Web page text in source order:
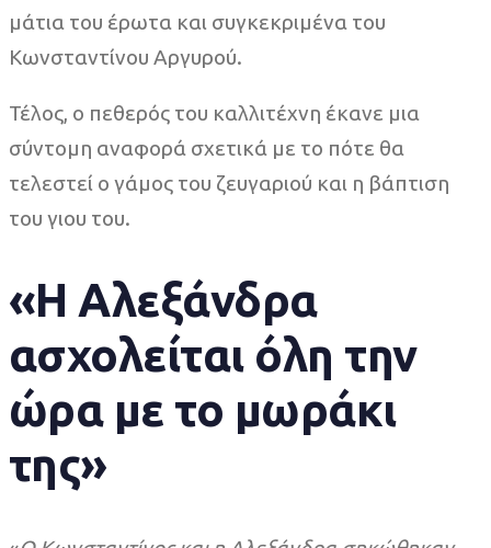
μάτια του έρωτα και συγκεκριμένα του
Κωνσταντίνου Αργυρού.
Τέλος, ο πεθερός του καλλιτέχνη έκανε μια
σύντομη αναφορά σχετικά με το πότε θα
τελεστεί ο γάμος του ζευγαριού και η βάπτιση
του γιου του.
«Η Αλεξάνδρα
ασχολείται όλη την
ώρα με το μωράκι
της»